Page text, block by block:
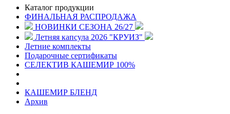
Каталог продукции
ФИНАЛЬНАЯ РАСПРОДАЖА
НОВИНКИ СЕЗОНА 26/27
Летняя капсула 2026 "КРУИЗ"
Летние комплекты
Подарочные сертификаты
СЕЛЕКТИВ КАШЕМИР 100%
КАШЕМИР БЛЕНД
Архив